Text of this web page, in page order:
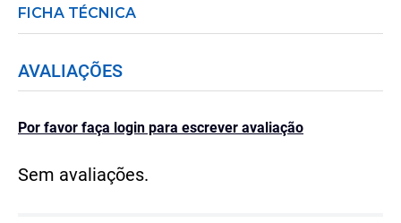
FICHA TÉCNICA
AVALIAÇÕES
Por favor faça login para escrever avaliação
Sem avaliações.